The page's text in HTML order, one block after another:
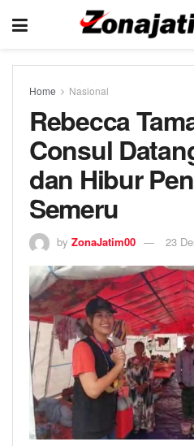
Home Nasional
Rebecca
Consul
dan Hibur
Semeru
by ZonaJatim00 23